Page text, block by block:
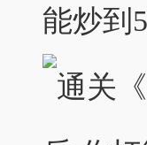
能炒到